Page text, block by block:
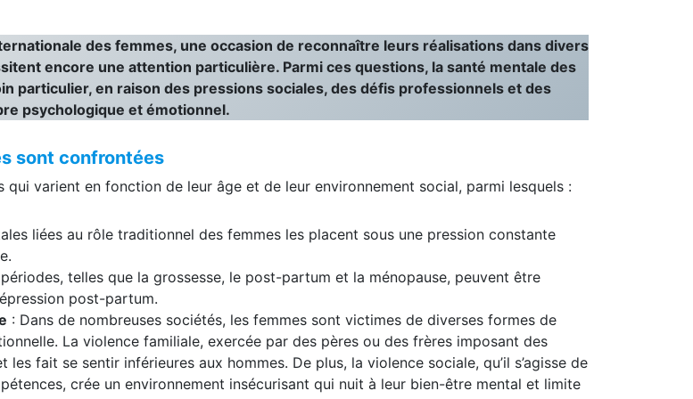
des femmes, une occasion de reconnaître leurs réalisations dans divers
encore une attention particulière. Parmi ces questions, la santé mentale des
particulier, en raison des pressions sociales, des défis professionnels et des
psychologique et émotionnel.
sont confrontées
varient en fonction de leur âge et de leur environnement social, parmi lesquels :
liées au rôle traditionnel des femmes les placent sous une pression constante
telles que la grossesse, le post-partum et la ménopause, peuvent être
post-partum.
: Dans de nombreuses sociétés, les femmes sont victimes de diverses formes de
La violence familiale, exercée par des pères ou des frères imposant des
fait se sentir inférieures aux hommes. De plus, la violence sociale, qu’il s’agisse de
crée un environnement insécurisant qui nuit à leur bien-être mental et limite